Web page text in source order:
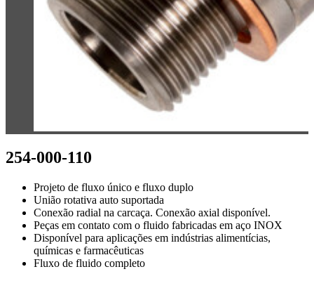
254-000-110
Projeto de fluxo único e fluxo duplo
União rotativa auto suportada
Conexão radial na carcaça. Conexão axial disponível.
Peças em contato com o fluido fabricadas em aço INOX
Disponível para aplicações em indústrias alimentícias,
químicas e farmacêuticas
Fluxo de fluido completo